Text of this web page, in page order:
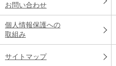
お問い合わせ
個人情報保護への
取組み
サイトマップ